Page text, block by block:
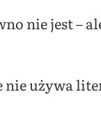
nie jest –
nie używa